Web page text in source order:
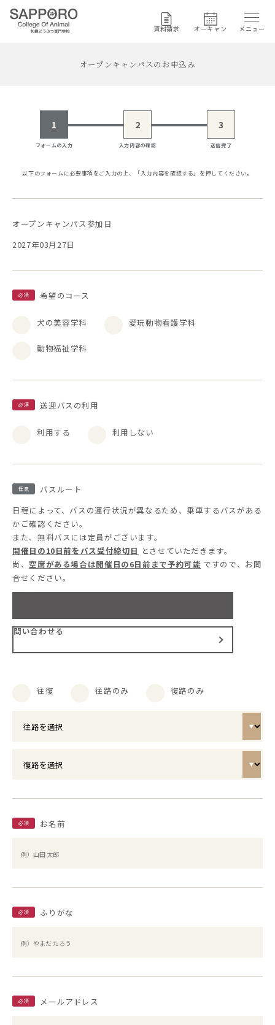
資料請求 オーキャン メニュー
オープンキャンパスのお申込み
1
フォームの入力
2
入力内容の確認
3
送信完了
以下のフォームに必要事項をご入力の上、 「入力内容を確認する」を押してください。
オープンキャンパス参加日
2027年03月27日
必須 希望のコース
犬の美容学科 愛玩動物看護学科
動物福祉学科
必須 送迎バスの利用
利用する 利用しない
任意
バスルート
日程によって、バスの運行状況が異なるため、乗車するバスがある
かご確認ください。
また、無料バスには定員がございます。
開催日の10日前をバス受付締切日 とさせていただきます。
尚、空席がある場合は開催日の6日前まで予約可能 ですので、お問
合せください。
参加日のルートや時間を確認する
問い合わせる
往復 往路のみ 復路のみ
必須 お名前
必須 ふりがな
必須 メールアドレス